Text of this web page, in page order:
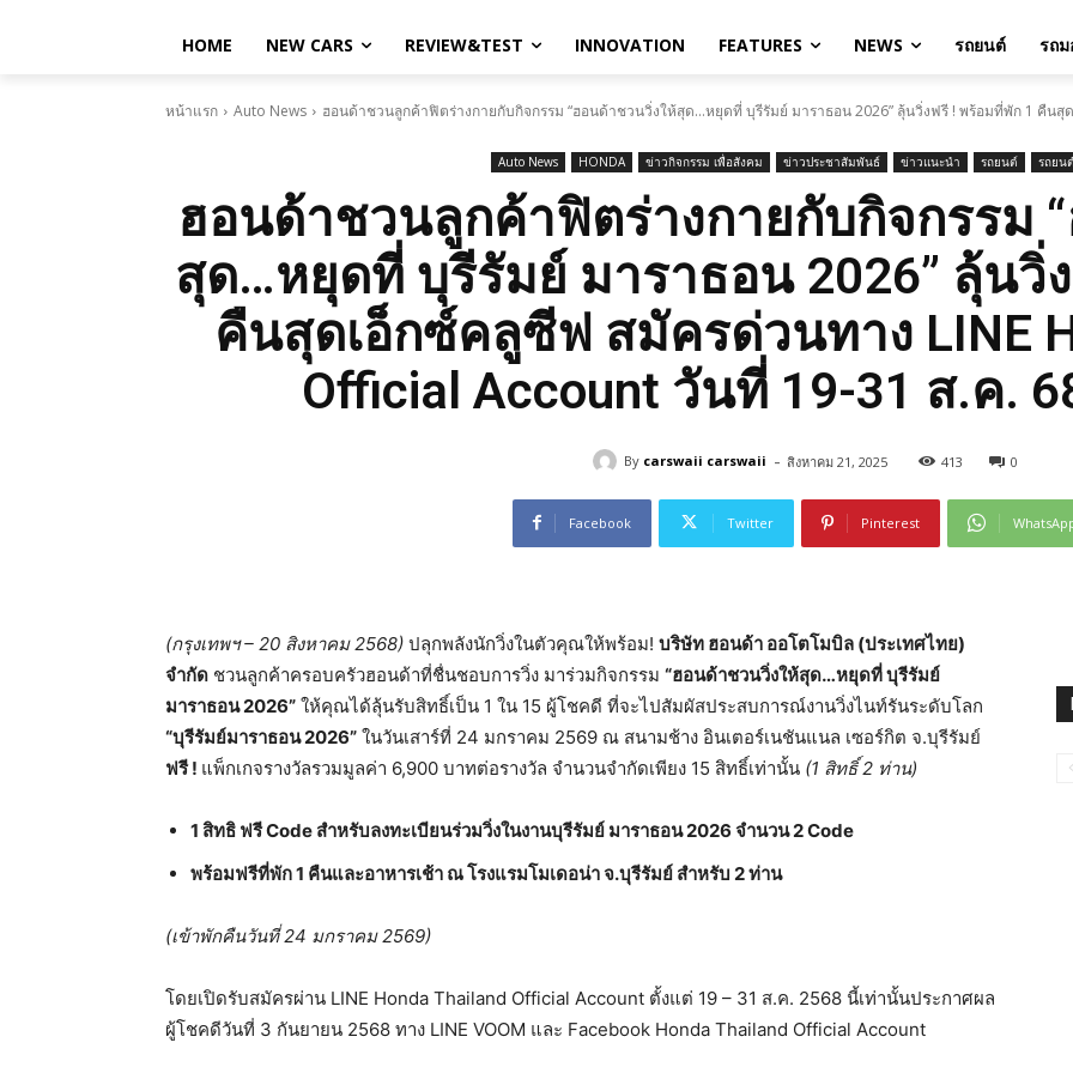
HOME NEW CARS REVIEW&TEST INNOVATION FEATURES NEWS รถยนต์ รถม
หน้าแรก Auto News ฮอนด้าชวนลูกค้าฟิตร่างกายกับกิจกรรม “ฮอนด้าชวนวิ่งให้สุด…หยุดที่ บุรีรัมย์ มาราธอน 2026” ลุ้นวิ่งฟรี ! พร้อมที่พัก 1 คืนสุ
Auto News HONDA ข่าวกิจกรรม เพื่อสังคม ข่าวประชาสัมพันธ์ ข่าวแนะนำ รถยนต์ รถยน
ฮอนด้าชวนลูกค้าฟิตร่างกายกับกิจกรรม
สุด…หยุดที่ บุรีรัมย์ มาราธอน 2026” ลุ้นวิ่
คืนสุดเอ็กซ์คลูซีฟ สมัครด่วนทาง LINE
Official Account วันที่ 19-31 ส.ค.
By carswaii carswaii - สิงหาคม 21, 2025 413 0
Facebook Twitter Pinterest
(กรุงเทพฯ– 20 สิงหาคม 2568) ปลุกพลังนักวิ่งในตัวคุณให้พร้อม! บริษัท ฮอนด้า ออโตโมบิล (ประเทศไทย)
จำกัด ชวนลูกค้าครอบครัวฮอนด้าที่ชื่นชอบการวิ่ง มาร่วมกิจกรรม “ฮอนด้าชวนวิ่งให้สุด…หยุดที่ บุรีรัมย์
มาราธอน 2026” ให้คุณได้ลุ้นรับสิทธิ์เป็น 1 ใน 15 ผู้โชคดี ที่จะไปสัมผัสประสบการณ์งานวิ่งไนท์รันระดับโลก
“บุรีรัมย์มาราธอน2026” ในวันเสาร์ที่ 24 มกราคม 2569 ณ สนามช้าง อินเตอร์เนชันแนล เซอร์กิต จ.บุรีรัมย์
ฟรี! แพ็กเกจรางวัลรวมมูลค่า 6,900 บาทต่อรางวัล จำนวนจำกัดเพียง 15 สิทธิ์เท่านั้น (1 สิทธิ์ 2 ท่าน)
1 สิทธิ ฟรี Code สำหรับลงทะเบียนร่วมวิ่งในงานบุรีรัมย์ มาราธอน 2026 จำนวน 2 Code
พร้อมฟรีที่พัก 1 คืนและอาหารเช้า ณ โรงแรมโมเดอน่า จ.บุรีรัมย์ สำหรับ 2 ท่าน
(เข้าพักคืนวันที่24 มกราคม 2569)
โดยเปิดรับสมัครผ่าน LINE Honda Thailand Official Account ตั้งแต่ 19 – 31 ส.ค. 2568 นี้เท่านั้นประกาศผล
ผู้โชคดีวันที่ 3 กันยายน 2568 ทาง LINE VOOM และ Facebook Honda Thailand Official Account